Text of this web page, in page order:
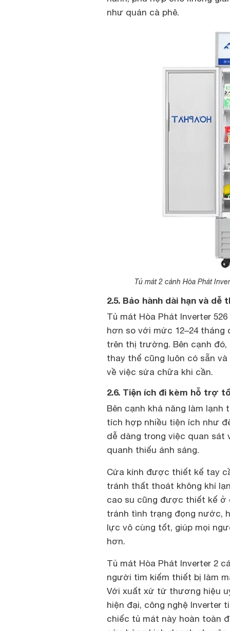
như quán cà phê.
Tủ mát 2 cánh Hòa Phát
2.5. Bảo hành dài hạn và dễ
Tủ mát Hòa Phát Inverter
hơn so với mức 12–24
trên thị trường. Bên cạnh
thay thế cũng luôn có sẵn
về việc sửa chữa khi cần.
2.6. Tiện ích đi kèm hỗ trợ
Bên cạnh khả năng làm lạnh
tích hợp nhiều tiện ích như
dễ dàng trong việc quan sát
quanh thiếu ánh sáng.
Cửa kính được thiết kế tay
tránh thất thoát không khí
cao su cũng được thiết kế ở
tránh tình trạng đọng nước,
lực vô cùng tốt, giúp mọi
hơn.
Tủ mát Hòa Phát Inverter 2
người tìm kiếm thiết bị làm
Với xuất xứ từ thương hiệu
hiện đại, công nghệ Inverter
chiếc tủ mát này hoàn toàn